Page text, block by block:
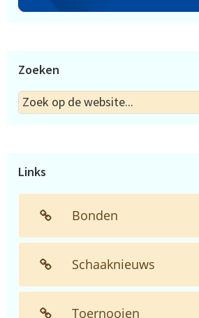
Zoeken
Zoek
op
Links
Bonden
Schaaknieuws
Toernooien